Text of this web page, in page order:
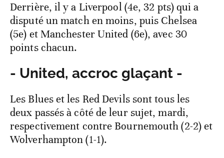
Derrière, il y a Liverpool (4e, 32 pts) qui a
disputé un match en moins, puis Chelsea
(5e) et Manchester United (6e), avec 30
points chacun.
- United, accroc glaçant -
Les Blues et les Red Devils sont tous les
deux passés à côté de leur sujet, mardi,
respectivement contre Bournemouth (2-2) et
Wolverhampton (1-1).